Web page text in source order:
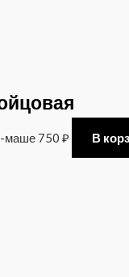
маше 750 ₽ В